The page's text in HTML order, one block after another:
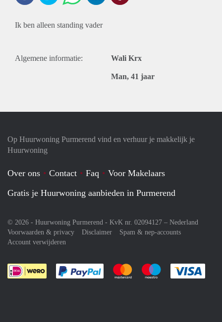
Ik ben alleen standing vader
Algemene informatie: Wali Krx
Man, 41 jaar
Op Huurwoning Purmerend vind en verhuur je makkelijk je
Huurwoning
Over ons Contact Faq
Voor Makelaars
Gratis je Huurwoning aanbieden in Purmerend
© 2026 - Huurwoning Purmerend - KvK nr. 02094127 – Nederland
Voorwaarden & privacy
Disclaimer
Spam & nep-accounts
Account verwijderen
Je rekent gemakkelijk af met Paypal
Je rekent gemakkelijk af met
Je rekent